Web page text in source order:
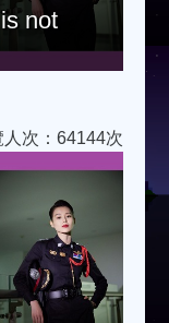
not
人次：64144次